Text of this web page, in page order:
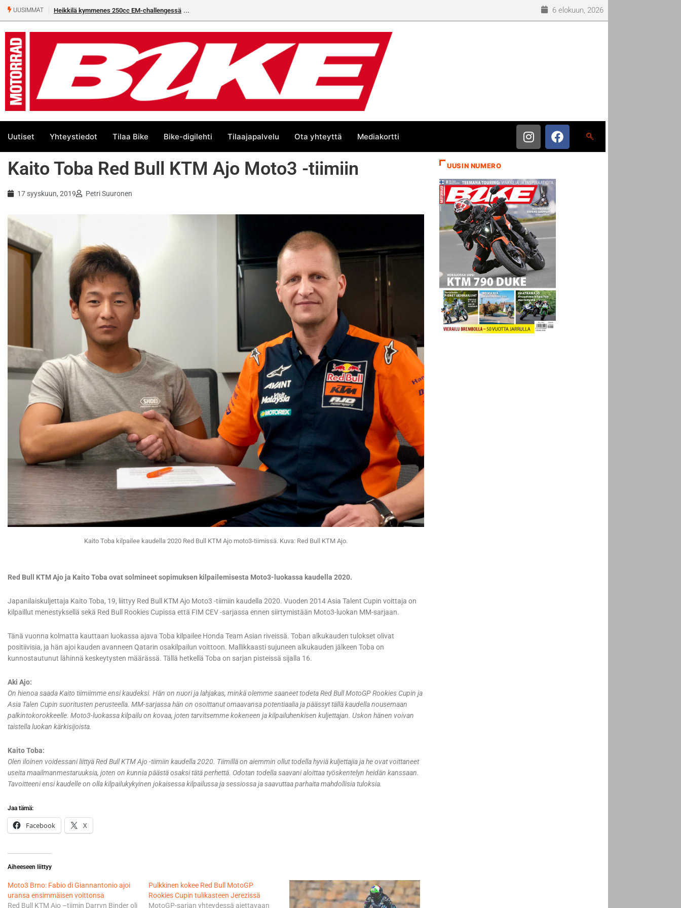
UUSIMMAT Heikkilä kymmenes 250cc EM-challengessä 6 elokuun, 2026
Uutiset Yhteystiedot Tilaa Bike Bike-digilehti Tilaajapalvelu Ota yhteyttä Mediakortti
Kaito Toba Red Bull KTM Ajo Moto3 -tiimiin
17 syyskuun, 2019 Petri Suuronen
Kaito Toba kilpailee kaudella 2020 Red Bull KTM Ajo moto3-tiimissä. Kuva: Red Bull KTM Ajo.
Red Bull KTM Ajo ja Kaito Toba ovat solmineet sopimuksen kilpailemisesta Moto3-luokassa kaudella 2020.
Japanilaiskuljettaja Kaito Toba, 19, liittyy Red Bull KTM Ajo Moto3 -tiimiin kaudella 2020. Vuoden 2014 Asia Talent Cupin voittaja on
kilpaillut menestyksellä sekä Red Bull Rookies Cupissa että FIM CEV -sarjassa ennen siirtymistään Moto3-luokan MM-sarjaan.
Tänä vuonna kolmatta kauttaan luokassa ajava Toba kilpailee Honda Team Asian riveissä. Toban alkukauden tulokset olivat
positiivisia, ja hän ajoi kauden avanneen Qatarin osakilpailun voittoon. Mallikkaasti sujuneen alkukauden jälkeen Toba on
kunnostautunut lähinnä keskeytysten määrässä. Tällä hetkellä Toba on sarjan pisteissä sijalla 16.
Aki Ajo:
On hienoa saada Kaito tiimiimme ensi kaudeksi. Hän on nuori ja lahjakas, minkä olemme saaneet todeta Red Bull MotoGP Rookies Cupin ja
Asia Talen Cupin suoritusten perusteella. MM-sarjassa hän on osoittanut omaavansa potentiaalia ja päässyt tällä kaudella nousemaan
palkintokorokkeelle. Moto3-luokassa kilpailu on kovaa, joten tarvitsemme kokeneen ja kilpailuhenkisen kuljettajan. Uskon hänen voivan
taistella luokan kärkisijoista.
Kaito Toba:
Olen iloinen voidessani liittyä Red Bull KTM Ajo -tiimiin kaudella 2020. Tiimillä on aiemmin ollut todella hyviä kuljettajia ja he ovat voittaneet
useita maailmanmestaruuksia, joten on kunnia päästä osaksi tätä perhettä. Odotan todella saavani aloittaa työskentelyn heidän kanssaan.
Tavoitteeni ensi kaudelle on olla kilpailukykyinen jokaisessa kilpailussa ja sessiossa ja saavuttaa parhaita mahdollisia tuloksia.
Jaa tämä:
Facebook X
Aiheeseen liittyy
Moto3 Brno: Fabio di Giannantonio ajoi
uransa ensimmäisen voittonsa
Red Bull KTM Ajo –tiimin Darryn Binder oli
Pulkkinen kokee Red Bull MotoGP
Rookies Cupin tulikasteen Jerezissä
MotoGP-sarjan yhteydessä ajettavaan
UUSIN NUMERO